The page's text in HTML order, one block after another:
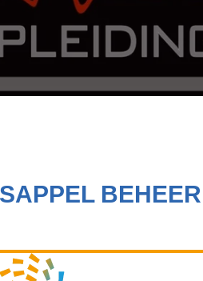
BEHEER